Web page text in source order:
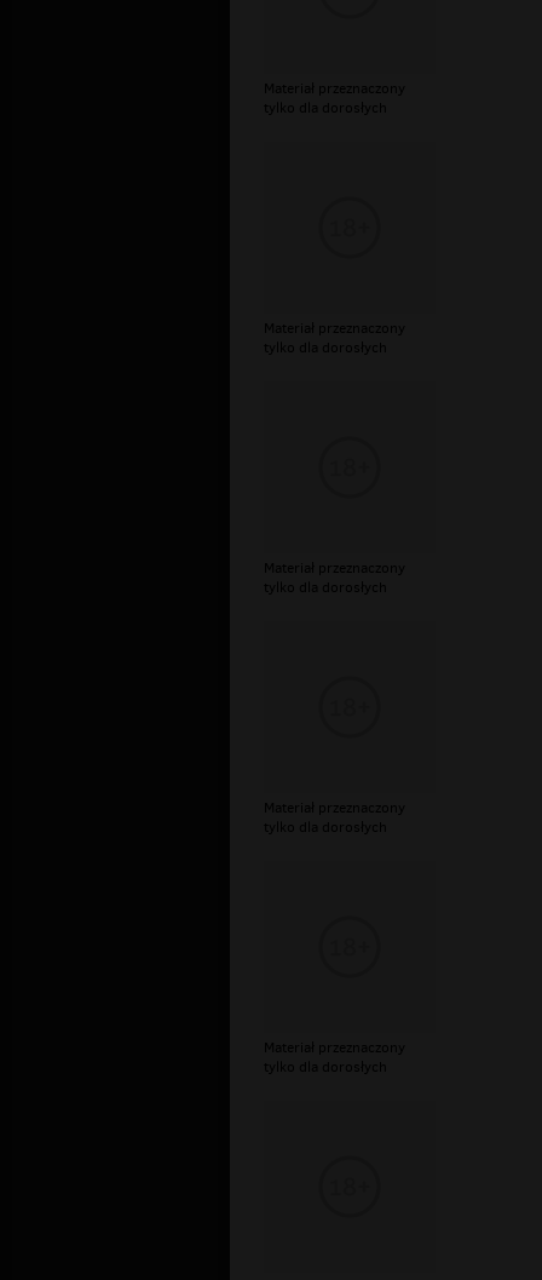
Materiał przeznaczony
tylko dla dorosłych
Materiał przeznaczony
tylko dla dorosłych
Materiał przeznaczony
tylko dla dorosłych
Materiał przeznaczony
tylko dla dorosłych
Materiał przeznaczony
tylko dla dorosłych